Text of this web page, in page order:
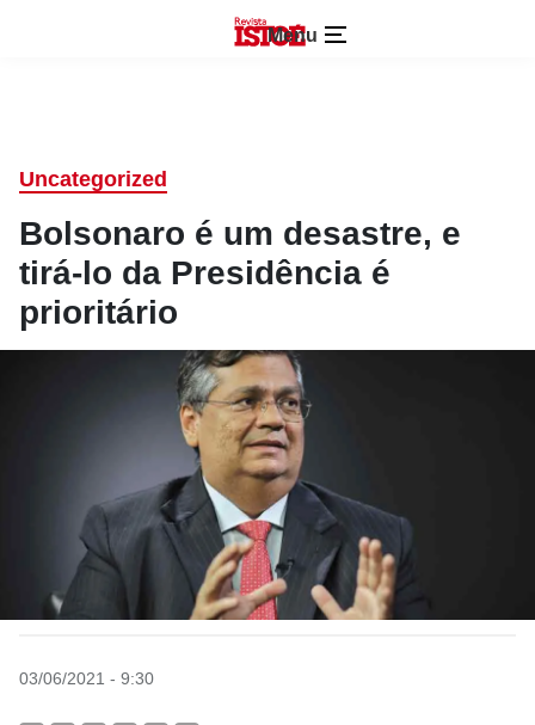
Menu
Uncategorized
Bolsonaro é um desastre, e
tirá-lo da Presidência é
prioritário
03/06/2021 - 9:30